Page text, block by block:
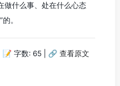
做什么事、处在什么心态
。
字数: 65 | 🔗 查看原文